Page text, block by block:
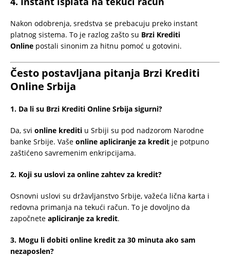
Nakon odobrenja, sredstva se prebacuju preko instant
platnog sistema. To je razlog zašto su Brzi Krediti
Online postali sinonim za hitnu pomoć u gotovini.
Često postavljana pitanja Brzi Krediti
Online Srbija
1. Da li su Brzi Krediti Online Srbija sigurni?
Da, svi online krediti u Srbiji su pod nadzorom Narodne
banke Srbije. Vaše online apliciranje za kredit je potpuno
zaštićeno savremenim enkripcijama.
2. Koji su uslovi za online zahtev za kredit?
Osnovni uslovi su državljanstvo Srbije, važeća lična karta i
redovna primanja na tekući račun. To je dovoljno da
započnete apliciranje za kredit.
3. Mogu li dobiti online kredit za 30 minuta ako sam
nezaposlen?